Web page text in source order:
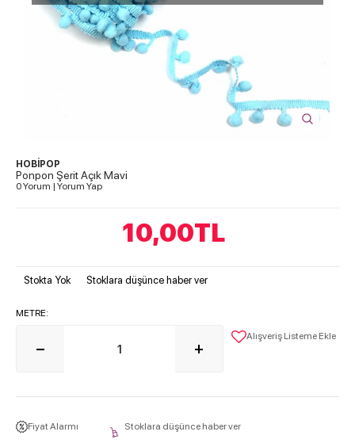
HOBİPOP
Ponpon Şerit Açık Mavi
0 Yorum | Yorum Yap
10,00TL
Stokta Yok Stoklara düşünce haber ver
METRE:
Alışveriş Listeme Ekle
Fiyat Alarmı Stoklara düşünce haber ver